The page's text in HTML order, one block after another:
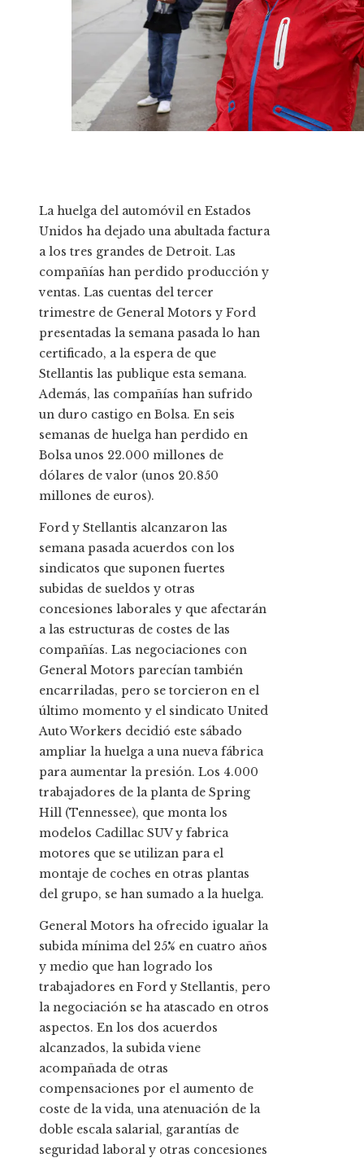
La huelga del automóvil en Estados
Unidos ha dejado una abultada factura
a los tres grandes de Detroit. Las
compañías han perdido producción y
ventas. Las cuentas del tercer
trimestre de General Motors y Ford
presentadas la semana pasada lo han
certificado, a la espera de que
Stellantis las publique esta semana.
Además, las compañías han sufrido
un duro castigo en Bolsa. En seis
semanas de huelga han perdido en
Bolsa unos 22.000 millones de
dólares de valor (unos 20.850
millones de euros).
Ford y Stellantis alcanzaron las
semana pasada acuerdos con los
sindicatos que suponen fuertes
subidas de sueldos y otras
concesiones laborales y que afectarán
a las estructuras de costes de las
compañías. Las negociaciones con
General Motors parecían también
encarriladas, pero se torcieron en el
último momento y el sindicato United
Auto Workers decidió este sábado
ampliar la huelga a una nueva fábrica
para aumentar la presión. Los 4.000
trabajadores de la planta de Spring
Hill (Tennessee), que monta los
modelos Cadillac SUV y fabrica
motores que se utilizan para el
montaje de coches en otras plantas
del grupo, se han sumado a la huelga.
General Motors ha ofrecido igualar la
subida mínima del 25% en cuatro años
y medio que han logrado los
trabajadores en Ford y Stellantis, pero
la negociación se ha atascado en otros
aspectos. En los dos acuerdos
alcanzados, la subida viene
acompañada de otras
compensaciones por el aumento de
coste de la vida, una atenuación de la
doble escala salarial, garantías de
seguridad laboral y otras concesiones